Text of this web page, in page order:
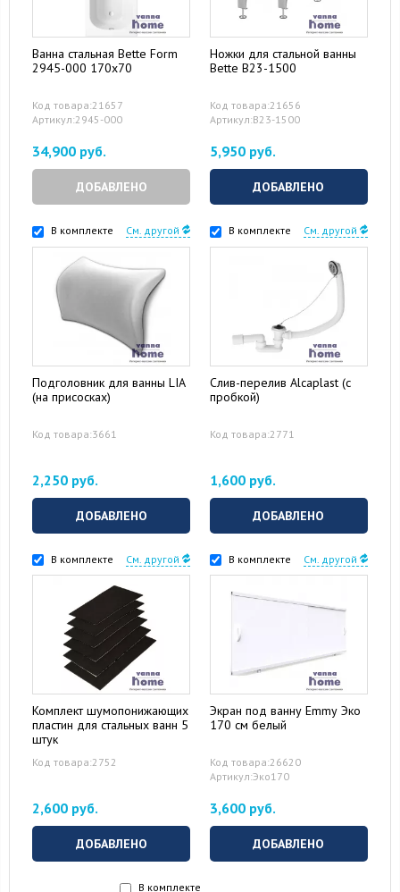
Ванна стальная Bette Form
2945-000 170x70
Код товара:21657
Артикул:2945-000
34,900 руб.
ДОБАВЛЕНО
Ножки для стальной ванны
Bette B23-1500
Код товара:21656
Артикул:B23-1500
5,950 руб.
ДОБАВЛЕНО
В комплекте См. другой
Подголовник для ванны LIA
(на присосках)
Код товара:3661
2,250 руб.
ДОБАВЛЕНО
В комплекте См. другой
Слив-перелив Alcaplast (с
пробкой)
Код товара:2771
1,600 руб.
ДОБАВЛЕНО
В комплекте См. другой
Комплект шумопонижающих
пластин для стальных ванн 5
штук
Код товара:2752
2,600 руб.
ДОБАВЛЕНО
В комплекте См. другой
Экран под ванну Emmy Эко
170 см белый
Код товара:26620
Артикул:Эко170
3,600 руб.
ДОБАВЛЕНО
В комплекте